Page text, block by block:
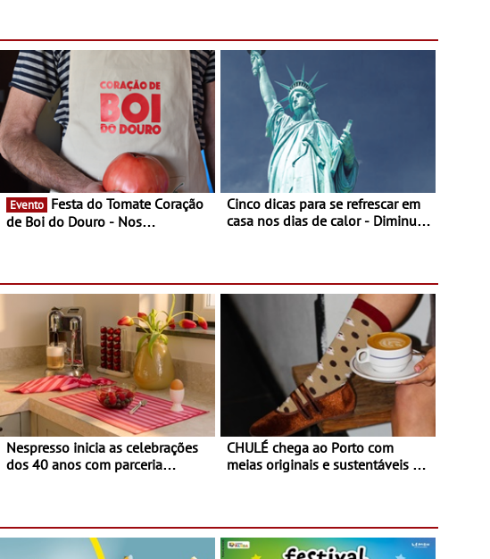
Evento
de Boi do Douro - Nos
Cinco dicas para se refrescar em
casa nos dias de calor - Diminuir
Nespresso inicia as celebrações
dos 40 anos com parceria
Torres Novas
CHULÉ chega ao Porto com
meias originais e sustentáveis - A